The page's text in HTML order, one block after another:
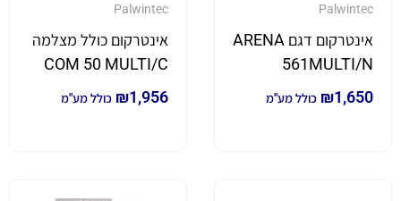
Palwintec
אינטרקום דגם ARENA
561MULTI/N
₪1,650 כולל מע"מ
Palwintec
אינטרקום כולל מצלמה
COM 50 MULTI/C
₪1,956 כולל מע"מ